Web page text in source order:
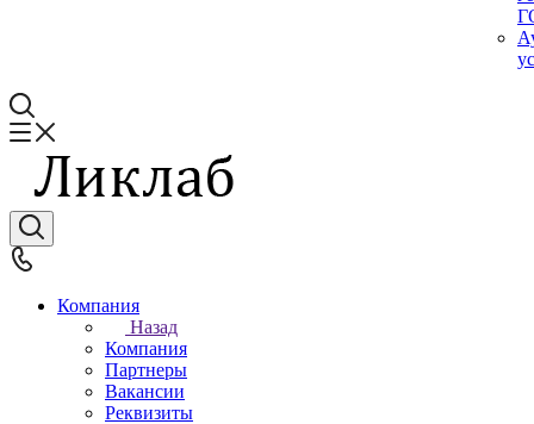
Компания
Назад
Компания
Партнеры
Вакансии
Реквизиты